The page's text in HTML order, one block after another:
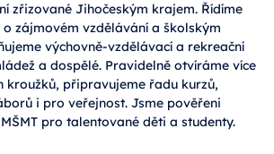
zřizované Jihočeským krajem. Řídíme
o zájmovém vzdělávání a školským
výchovně-vzdělávací a rekreační
a dospělé. Pravidelně otvíráme více
kroužků, připravujeme řadu kurzů,
i pro veřejnost. Jsme pověřeni
pro talentované děti a studenty.